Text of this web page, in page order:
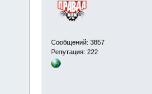
Сообщений: 3857
Репутация: 222